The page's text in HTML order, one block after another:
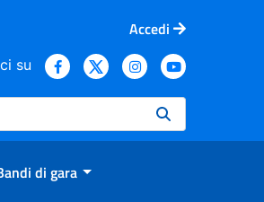
Accedi
su
di gara